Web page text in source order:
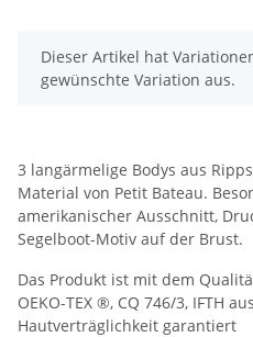
x
Dieser Artikel hat
gewünschte Variation aus.
3 langärmelige Bodys aus
Material von Petit Bateau.
amerikanischer Ausschnitt,
Segelboot-Motiv auf der Brust.
Das Produkt ist mit dem
OEKO-TEX ®, CQ 746/3, IFTH
Hautverträglichkeit garantiert